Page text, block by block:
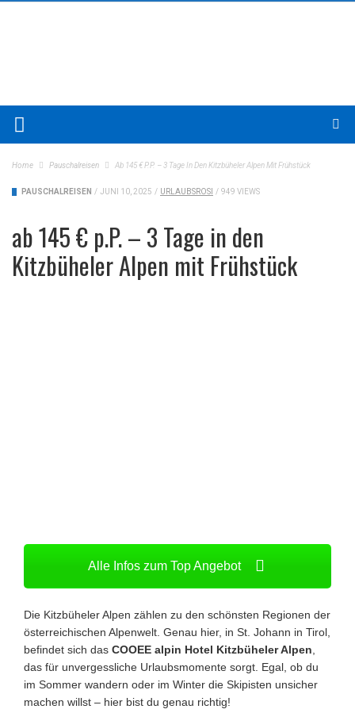
Home Pauschalreisen Ab 145 € P.P. – 3 Tage In Den Kitzbüheler Alpen Mit Frühstück
PAUSCHALREISEN / JUNI 10, 2025 / URLAUBSROSI / 949 VIEWS
ab 145 € p.P. – 3 Tage in den
Kitzbüheler Alpen mit Frühstück
Alle Infos zum Top Angebot
Die Kitzbüheler Alpen zählen zu den schönsten Regionen der
österreichischen Alpenwelt. Genau hier, in St. Johann in Tirol,
befindet sich das COOEE alpin Hotel Kitzbüheler Alpen,
das für unvergessliche Urlaubsmomente sorgt. Egal, ob du
im Sommer wandern oder im Winter die Skipisten unsicher
machen willst – hier bist du genau richtig!